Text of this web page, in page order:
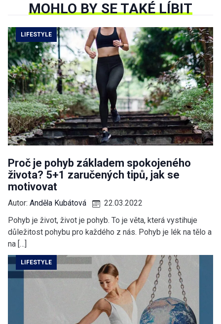
MOHLO BY SE TAKÉ LÍBIT
LIFESTYLE
Proč je pohyb základem spokojeného
života? 5+1 zaručených tipů, jak se
motivovat
Autor: Anděla Kubátová
22.03.2022
Pohyb je život, život je pohyb. To je věta, která vystihuje
důležitost pohybu pro každého z nás. Pohyb je lék na tělo a
na […]
LIFESTYLE